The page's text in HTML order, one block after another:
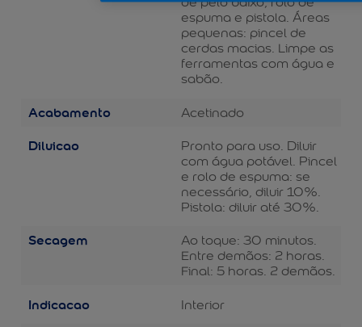
espuma e pistola. Áreas
pequenas: pincel de
cerdas macias. Limpe as
ferramentas com água e
sabão.
Acabamento Acetinado
Diluicao
Pronto para uso. Diluir
com água potável. Pincel
e rolo de espuma: se
necessário, diluir 10%.
Pistola: diluir até 30%.
Secagem
Ao toque: 30 minutos.
Entre demãos: 2 horas.
Final: 5 horas. 2 demãos.
Indicacao Interior